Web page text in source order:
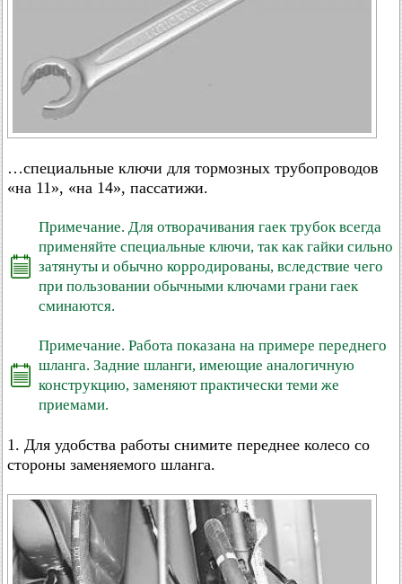
…специальные ключи для тормозных трубопроводов
«на 11», «на 14», пассатижи.
Примечание. Для отворачивания гаек трубок всегда
применяйте специальные ключи, так как гайки сильно
затянуты и обычно корродированы, вследствие чего
при пользовании обычными ключами грани гаек
сминаются.
Примечание. Работа показана на примере переднего
шланга. Задние шланги, имеющие аналогичную
конструкцию, заменяют практически теми же
приемами.
1. Для удобства работы снимите переднее колесо со
стороны заменяемого шланга.